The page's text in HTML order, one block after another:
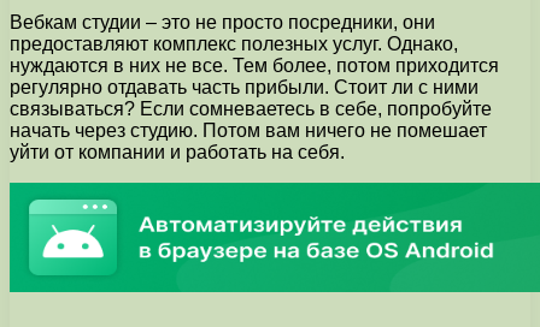
Вебкам студии – это не просто посредники, они
предоставляют комплекс полезных услуг. Однако,
нуждаются в них не все. Тем более, потом приходится
регулярно отдавать часть прибыли. Стоит ли с ними
связываться? Если сомневаетесь в себе, попробуйте
начать через студию. Потом вам ничего не помешает
уйти от компании и работать на себя.